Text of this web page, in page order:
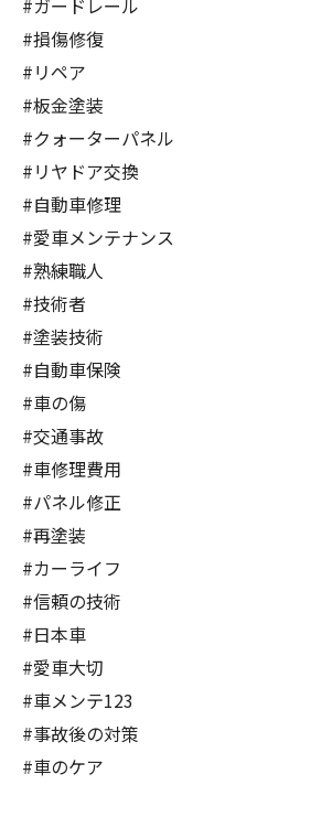
#ガードレール
#損傷修復
#リペア
#板金塗装
#クォーターパネル
#リヤドア交換
#自動車修理
#愛車メンテナンス
#熟練職人
#技術者
#塗装技術
#自動車保険
#車の傷
#交通事故
#車修理費用
#パネル修正
#再塗装
#カーライフ
#信頼の技術
#日本車
#愛車大切
#車メンテ123
#事故後の対策
#車のケア